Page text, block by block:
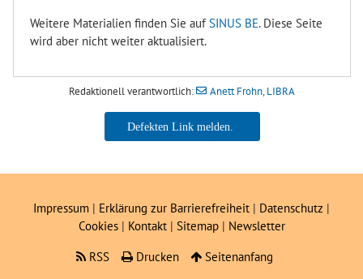
Weitere Materialien finden Sie auf SINUS BE. Diese Seite
wird aber nicht weiter aktualisiert.
Redaktionell verantwortlich: Anett Frohn, LIBRA
Anett Frohn, LIBRA
Impressum | Erklärung zur Barrierefreiheit | Datenschutz |
Cookies| Kontakt | Sitemap| Newsletter
RSS
Drucken Seitenanfang